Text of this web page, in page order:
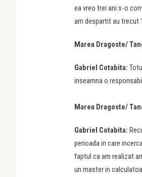
ea vreo trei ani s-o
am despartit au trecut
Marea Dragoste/
Gabriel Cotabita:
inseamna o
Marea Dragoste/
Gabriel Cotabita:
perioada in care
faptul ca am realizat
un master in